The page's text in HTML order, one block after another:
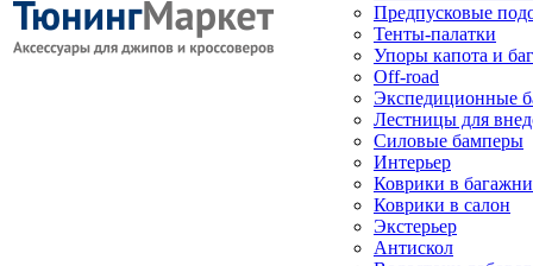
Предпусковые
Тенты-палатки
Упоры капота и
Off-road
Экспедиционные
Лестницы для
Силовые бамперы
Интерьер
Коврики в
Коврики в салон
Экстерьер
Антискол